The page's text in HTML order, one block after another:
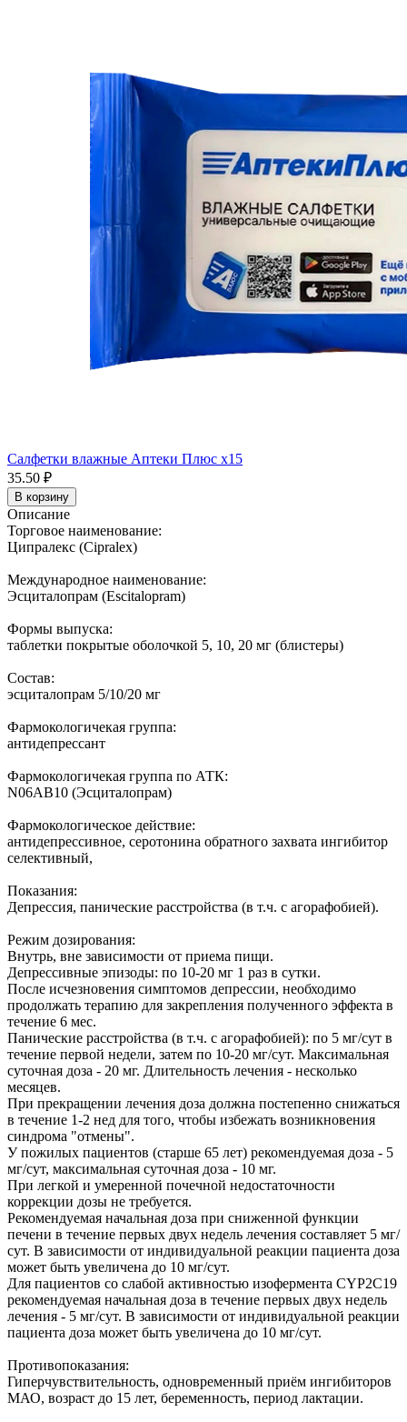
Салфетки влажные Аптеки Плюс x15
35.50 ₽
В корзину
Описание
Торговое наименование:
Ципралекс (Cipralex)
Международное наименование:
Эсциталопрам (Escitalopram)
Формы выпуска:
таблетки покрытые оболочкой 5, 10, 20 мг (блистеры)
Состав:
эсциталопрам 5/10/20 мг
Фармокологичекая группа:
антидепрессант
Фармокологичекая группа по АТК:
N06AB10 (Эсциталопрам)
Фармокологическое действие:
антидепрессивное, серотонина обратного захвата ингибитор
селективный,
Показания:
Депрессия, панические расстройства (в т.ч. с агорафобией).
Режим дозирования:
Внутрь, вне зависимости от приема пищи.
Депрессивные эпизоды: по 10-20 мг 1 раз в сутки.
После исчезновения симптомов депрессии, необходимо
продолжать терапию для закрепления полученного эффекта в
течение 6 мес.
Панические расстройства (в т.ч. с агорафобией): по 5 мг/сут в
течение первой недели, затем по 10-20 мг/сут. Максимальная
суточная доза - 20 мг. Длительность лечения - несколько
месяцев.
При прекращении лечения доза должна постепенно снижаться
в течение 1-2 нед для того, чтобы избежать возникновения
синдрома "отмены".
У пожилых пациентов (старше 65 лет) рекомендуемая доза - 5
мг/сут, максимальная суточная доза - 10 мг.
При легкой и умеренной почечной недостаточности
коррекции дозы не требуется.
Рекомендуемая начальная доза при сниженной функции
печени в течение первых двух недель лечения составляет 5 мг/
сут. В зависимости от индивидуальной реакции пациента доза
может быть увеличена до 10 мг/сут.
Для пациентов со слабой активностью изофермента CYP2С19
рекомендуемая начальная доза в течение первых двух недель
лечения - 5 мг/сут. В зависимости от индивидуальной реакции
пациента доза может быть увеличена до 10 мг/сут.
Противопоказания:
Гиперчувствительность, одновременный приём ингибиторов
МАО, возраст до 15 лет, беременность, период лактации.